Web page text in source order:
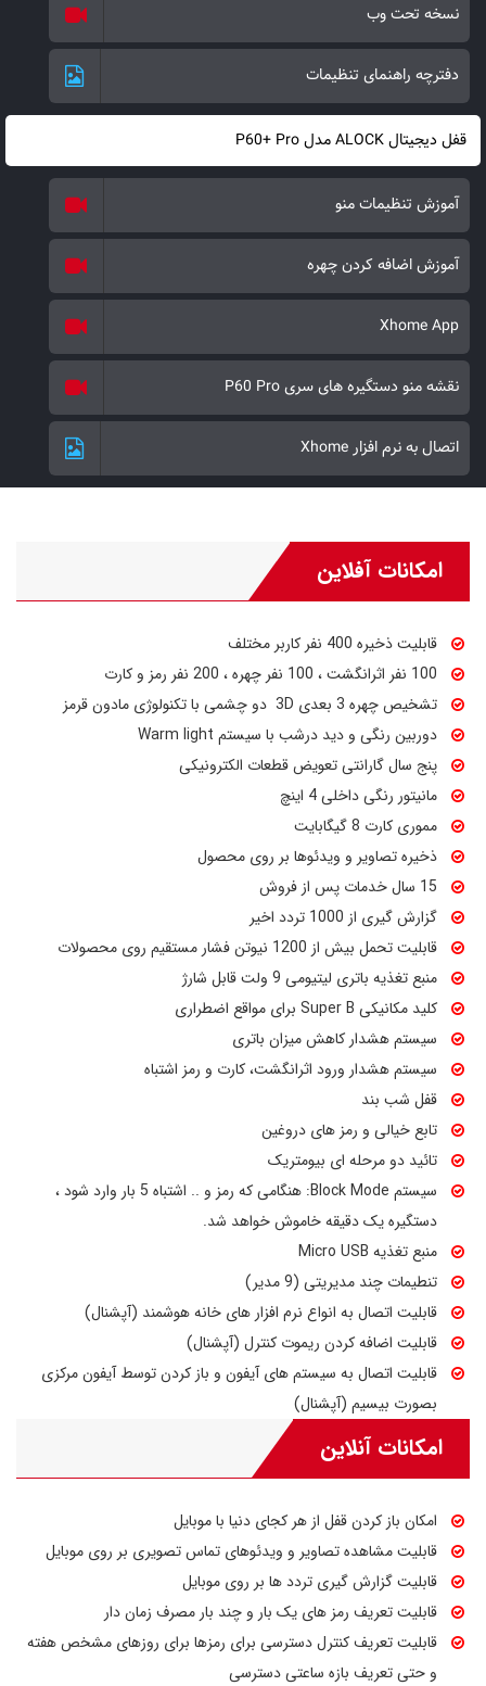
نسخه تحت وب
دفترچه راهنمای تنظیمات
قفل دیجیتال ALOCK مدل P60+ Pro
آموزش تنظیمات منو
آموزش اضافه کردن چهره
Xhome App
نقشه منو دستگیره های سری P60 Pro
اتصال به نرم افزار Xhome
امکانات آفلاین
قابلیت ذخیره 400 نفر کاربر مختلف
100 نفر اثرانگشت ، 100 نفر چهره ، 200 نفر رمز و کارت
تشخیص چهره 3 بعدی 3D دو چشمی با تکنولوژی مادون قرمز
دوربین رنگی و دید درشب با سیستم Warm light
پنج سال گارانتی تعویض قطعات الکترونیکی
مانیتور رنگی داخلی 4 اینچ
مموری کارت 8 گیگابایت
ذخیره تصاویر و ویدئوها بر روی محصول
15 سال خدمات پس از فروش
گزارش گیری از 1000 تردد اخیر
قابلیت تحمل بیش از 1200 نیوتن فشار مستقیم روی محصولات
منبع تغذیه باتری لیتیومی 9 ولت قابل شارژ
کلید مکانیکی Super B برای مواقع اضطراری
سیستم هشدار کاهش میزان باتری
سیستم هشدار ورود اثرانگشت، کارت و رمز اشتباه
قفل شب بند
تابع خیالی و رمز های دروغین
تائید دو مرحله ای بیومتریک
سیستم Block Mode: هنگامی که رمز و .. اشتباه 5 بار وارد شود ،
دستگیره یک دقیقه خاموش خواهد شد.
منبع تغذیه Micro USB
تنطیمات چند مدیریتی (9 مدیر)
قابلیت اتصال به انواع نرم افزار های خانه هوشمند (آپشنال)
قابلیت اضافه کردن ریموت کنترل (آپشنال)
قابلیت اتصال به سیستم های آیفون و باز کردن توسط آیفون مرکزی
بصورت بیسیم (آپشنال)
امکانات آنلاین
امکان باز کردن قفل از هر کجای دنیا با موبایل
قابلیت مشاهده تصاویر و ویدئوهای تماس تصویری بر روی موبایل
قابلیت گزارش گیری تردد ها بر روی موبایل
قابلیت تعریف رمز های یک بار و چند بار مصرف زمان دار
قابلیت تعریف کنترل دسترسی برای رمزها برای روزهای مشخص هفته
و حتی تعریف بازه ساعتی دسترسی